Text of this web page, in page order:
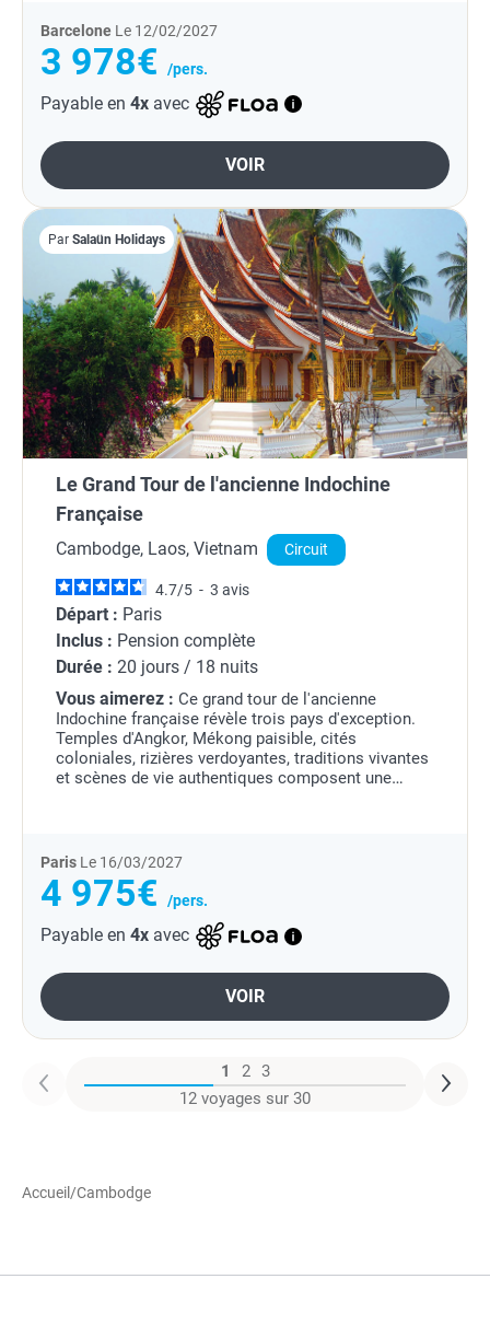
Barcelone Le 12/02/2027
3 978€ /pers.
Payable en 4x avec
VOIR
Par Salaün Holidays
Le Grand Tour de l'ancienne Indochine
Française
Cambodge, Laos, Vietnam Circuit
4.7/5 - 3 avis
Départ : Paris
Inclus : Pension complète
Durée : 20 jours / 18 nuits
Vous aimerez : Ce grand tour de l'ancienne
Indochine française révèle trois pays d'exception.
Temples d'Angkor, Mékong paisible, cités
coloniales, rizières verdoyantes, traditions vivantes
et scènes de vie authentiques composent une
Paris Le 16/03/2027
4 975€ /pers.
Payable en 4x avec
VOIR
1 2 3
12 voyages sur 30
Accueil/Cambodge